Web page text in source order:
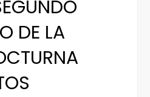
DE LA